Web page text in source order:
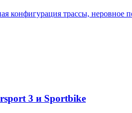
конфигурация трассы, неровное
3 и Sportbike